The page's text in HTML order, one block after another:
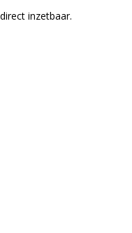
inzetbaar.